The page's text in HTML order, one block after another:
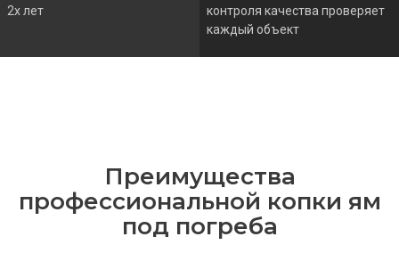
2х лет
контроля качества проверяет
каждый объект
Преимущества
профессиональной копки ям
под погреба